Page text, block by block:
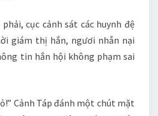
cục cảnh sát các huynh đệ
giám thị hắn, ngươi nhẫn nại
tin hắn hội không phạm sai
Cảnh Táp đánh một chút mặt